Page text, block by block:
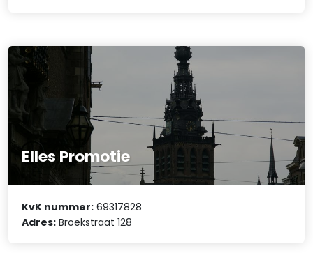
Elles Promotie
KvK nummer: 69317828
Adres: Broekstraat 128